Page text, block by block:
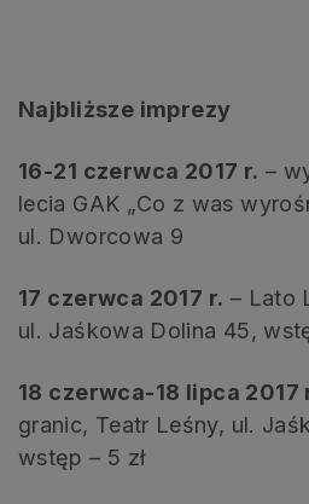
Najbliższe imprezy
16-21 czerwca 2017 r. –
lecia GAK „Co z was
ul. Dworcowa 9
17 czerwca 2017 r. – Lato
ul. Jaśkowa Dolina 45,
18 czerwca-18 lipca 2017
granic, Teatr Leśny, ul.
wstęp – 5 zł